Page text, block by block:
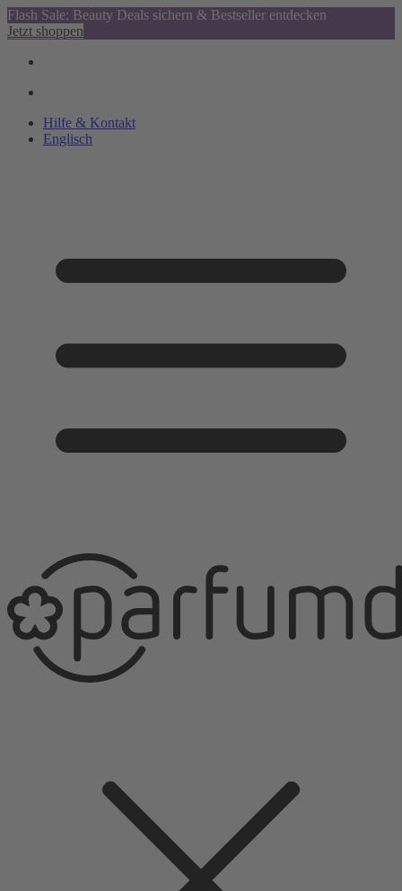
Flash Sale: Beauty Deals sichern & Bestseller entdecken
Jetzt shoppen
Hilfe & Kontakt
Englisch